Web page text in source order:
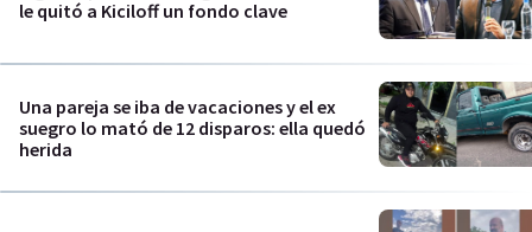
le quitó a Kiciloff un fondo clave
Una pareja se iba de vacaciones y el ex
suegro lo mató de 12 disparos: ella quedó
herida